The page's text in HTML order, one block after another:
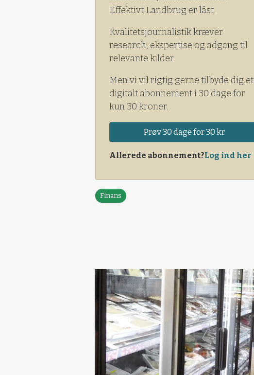
Effektivt Landbrug er låst.
Kvalitetsjournalistik kræver
research, ekspertise og adgang til
relevante kilder.
Men vi vil rigtig gerne tilbyde dig et
digitalt abonnement i 30 dage for
kun 30 kroner.
Prøv 30 dage for 30 kr
Allerede abonnement?Log ind her
Finans